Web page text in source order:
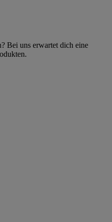
Bei uns erwartet dich eine